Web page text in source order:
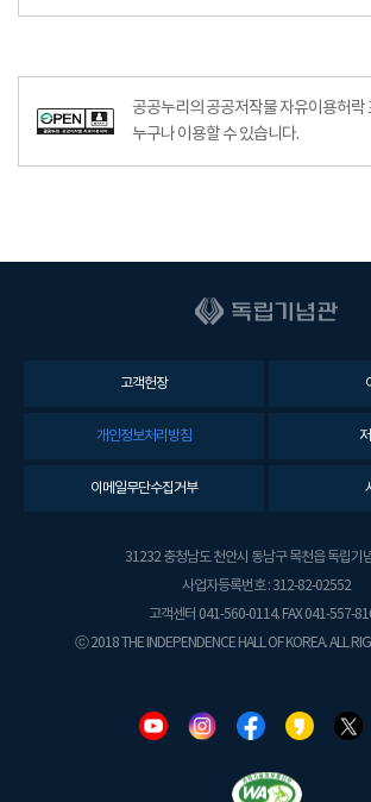
공공누리의 공공저작물 자유이용허락
누구나 이용할 수 있습니다.
고객헌장
개인정보처리방침
이메일무단수집거부
31232 충청남도 천안시 동남구 목천읍 독립기
사업자등록번호 : 312-82-02552
고객센터 041-560-0114. FAX 041-557-
ⓒ 2018 THE INDEPENDENCE HALL OF KOREA. ALL